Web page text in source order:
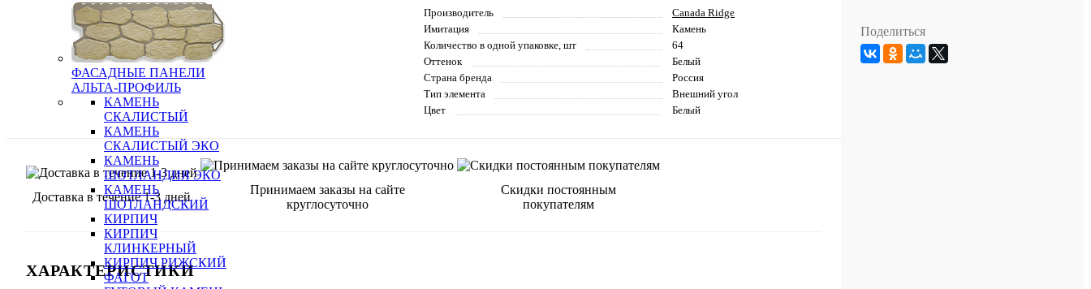
ФАСАДНЫЕ ПАНЕЛИ
АЛЬТА-ПРОФИЛЬ
КАМЕНЬ
СКАЛИСТЫЙ
КАМЕНЬ
СКАЛИСТЫЙ ЭКО
КАМЕНЬ
ШОТЛАНДИЯ ЭКО
КАМЕНЬ
ШОТЛАНДСКИЙ
КИРПИЧ
КИРПИЧ
КЛИНКЕРНЫЙ
КИРПИЧ РИЖСКИЙ
ФАГОТ
Производитель
Canada Ridge
Имитация
Камень
Количество в одной упаковке, шт
64
Оттенок
Белый
Страна бренда
Россия
Тип элемента
Внешний угол
Цвет
Белый
Доставка в течение 1-3 дней
Принимаем заказы на сайте
круглосуточно
Скидки постоянным
покупателям
ХАРАКТЕРИСТИКИ
Поделиться